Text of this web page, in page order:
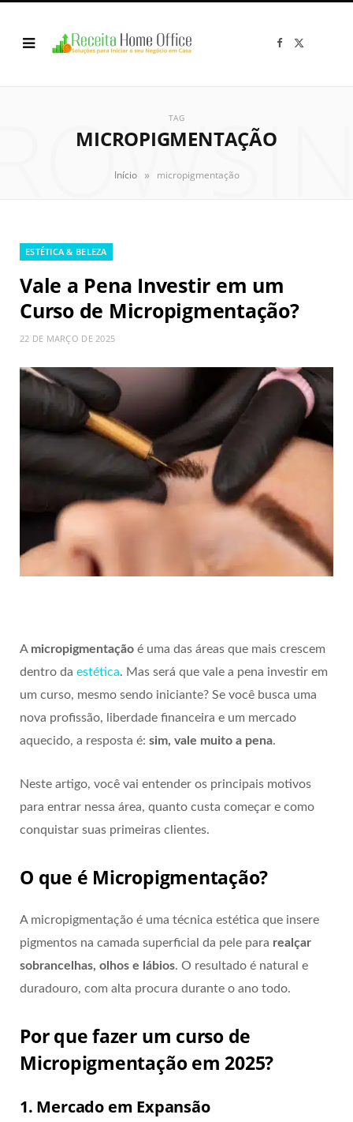
F
TAG
MICROPIGMENTAÇÃO
Início » micropigmentação
ESTÉTICA & BELEZA
Vale a Pena Investir em um
Curso de Micropigmentação?
22 DE MARÇO DE 2025
A micropigmentação é uma das áreas que mais crescem
dentro da estética. Mas será que vale a pena investir em
um curso, mesmo sendo iniciante? Se você busca uma
nova profissão, liberdade financeira e um mercado
aquecido, a resposta é: sim, vale muito a pena.
Neste artigo, você vai entender os principais motivos
para entrar nessa área, quanto custa começar e como
conquistar suas primeiras clientes.
O que é Micropigmentação?
A micropigmentação é uma técnica estética que insere
pigmentos na camada superficial da pele para realçar
sobrancelhas, olhos e lábios. O resultado é natural e
duradouro, com alta procura durante o ano todo.
Por que fazer um curso de
Micropigmentação em 2025?
1. Mercado em Expansão